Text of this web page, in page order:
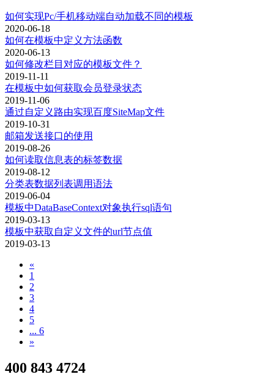
如何实现Pc/手机移动端自动加载不同的模板
2020-06-18
如何在模板中定义方法函数
2020-06-13
如何修改栏目对应的模板文件？
2019-11-11
在模板中如何获取会员登录状态
2019-11-06
通过自定义路由实现百度SiteMap文件
2019-10-31
邮箱发送接口的使用
2019-08-26
如何读取信息表的标签数据
2019-08-12
分类表数据列表调用语法
2019-06-04
模板中DataBaseContext对象执行sql语句
2019-03-13
模板中获取自定义文件的url节点值
2019-03-13
«
1
2
3
4
5
... 6
»
400 843 4724